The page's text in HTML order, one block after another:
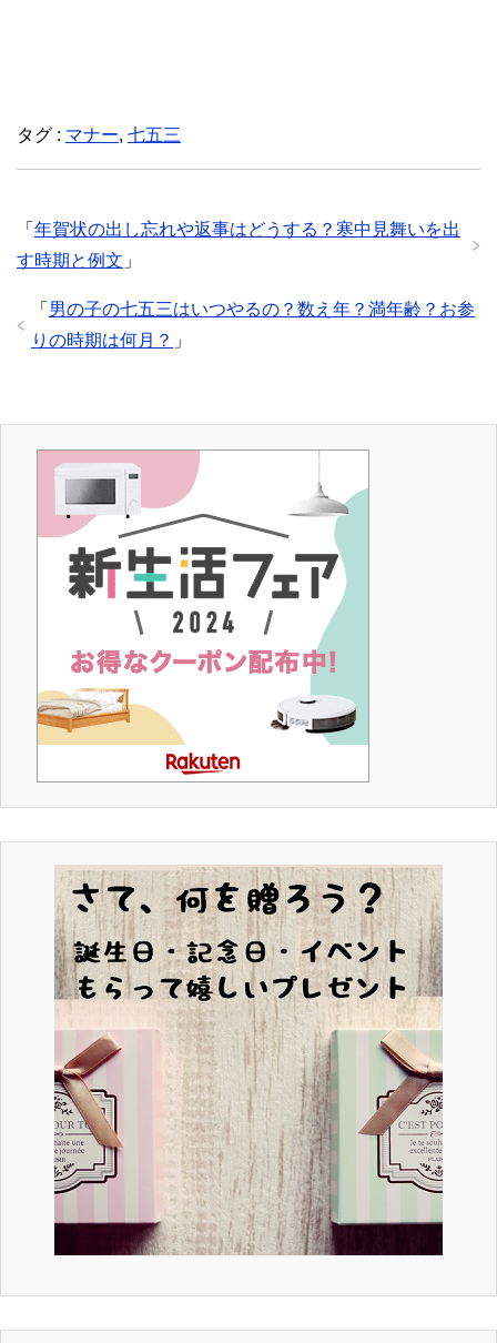
タグ : マナー, 七五三
「 年賀状の出し忘れや返事はどうする？寒中見舞いを出
す時期と例文 」
「 男の子の七五三はいつやるの？数え年？満年齢？お参
りの時期は何月？ 」